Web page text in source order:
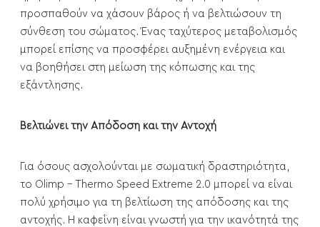
προσπαθούν να χάσουν βάρος ή να βελτιώσουν τη
σύνθεση του σώματος. Ένας ταχύτερος μεταβολισμός
μπορεί επίσης να προσφέρει αυξημένη ενέργεια και
να βοηθήσει στη μείωση της κόπωσης και της
εξάντλησης.
Βελτιώνει την Απόδοση και την Αντοχή
Για όσους ασχολούνται με σωματική δραστηριότητα,
το Olimp - Thermo Speed Extreme 2.0 μπορεί να είναι
πολύ χρήσιμο για τη βελτίωση της απόδοσης και της
αντοχής. Η καφεΐνη είναι γνωστή για την ικανότητά της